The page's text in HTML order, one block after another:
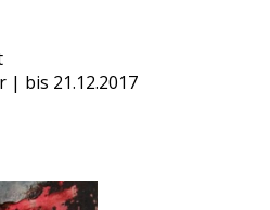
| bis 21.12.2017